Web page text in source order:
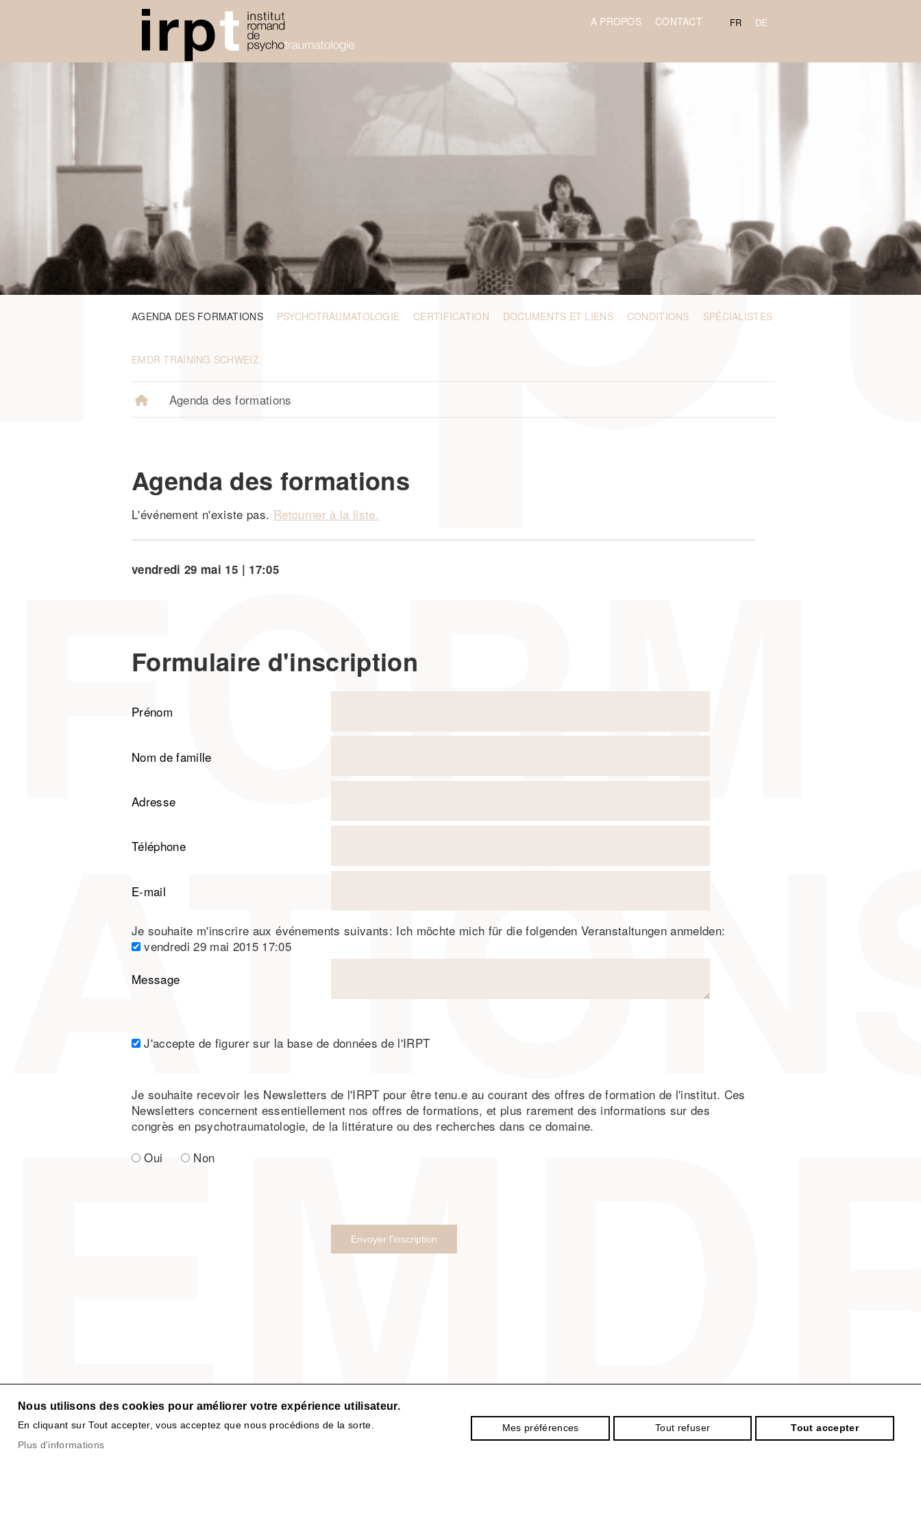
FR DE
A PROPOS CONTACT
AGENDA DES FORMATIONS PSYCHOTRAUMATOLOGIE CERTIFICATION DOCUMENTS ET LIENS CONDITIONS SPÉCIALISTES
EMDR TRAINING SCHWEIZ
Agenda des formations
Agenda des formations
L'événement n'existe pas. Retourner à la liste.
vendredi 29 mai 15 17:05
Formulaire d'inscription
Prénom
Nom de famille
Adresse
Téléphone
E-mail
Je souhaite m'inscrire aux événements suivants: Ich möchte mich für die folgenden Veranstaltungen anmelden:
vendredi 29 mai 2015 17:05
Message
J'accepte de figurer sur la base de données de l'IRPT
Je souhaite recevoir les Newsletters de l'IRPT pour être tenu.e au courant des offres de formation de l'institut. Ces
Newsletters concernent essentiellement nos offres de formations, et plus rarement des informations sur des
congrès en psychotraumatologie, de la littérature ou des recherches dans ce domaine.
Oui
Non
Nous utilisons des cookies pour améliorer votre expérience utilisateur.
En cliquant sur Tout accepter, vous acceptez que nous procédions de la sorte.
Plus d'informations
Mes préférences Tout refuser Tout accepter